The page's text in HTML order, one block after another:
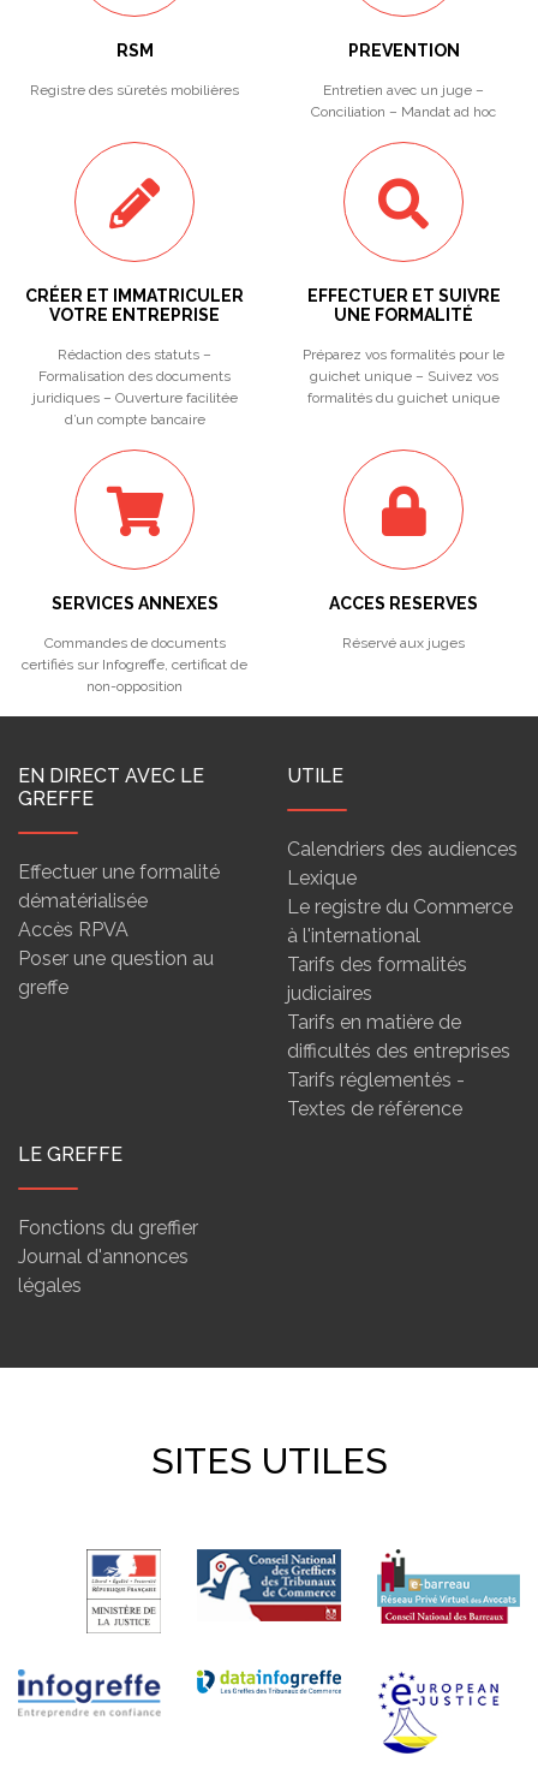
RSM
Registre des sûretés mobilières
PREVENTION
Entretien avec un juge –
Conciliation – Mandat ad hoc
CRÉER ET IMMATRICULER
VOTRE ENTREPRISE
Rédaction des statuts –
Formalisation des documents
juridiques – Ouverture facilitée
d’un compte bancaire
EFFECTUER ET SUIVRE
UNE FORMALITÉ
Préparez vos formalités pour le
guichet unique – Suivez vos
formalités du guichet unique
SERVICES ANNEXES
Commandes de documents
certifiés sur Infogreffe, certificat de
non-opposition
ACCES RESERVES
Réservé aux juges
EN DIRECT AVEC LE
GREFFE
Effectuer une formalité
dématérialisée
Accès RPVA
Poser une question au
greffe
UTILE
Calendriers des audiences
Lexique
Le registre du Commerce
à l'international
Tarifs des formalités
judiciaires
Tarifs en matière de
difficultés des entreprises
Tarifs réglementés -
Textes de référence
LE GREFFE
Fonctions du greffier
Journal d'annonces
légales
SITES UTILES